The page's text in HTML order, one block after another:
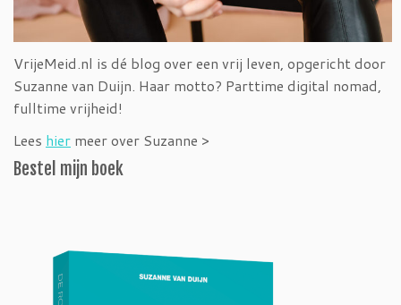
VrijeMeid.nl is dé blog over een vrij leven, opgericht door
Suzanne van Duijn. Haar motto? Parttime digital nomad,
fulltime vrijheid!
Lees hier meer over Suzanne >
Bestel mijn boek